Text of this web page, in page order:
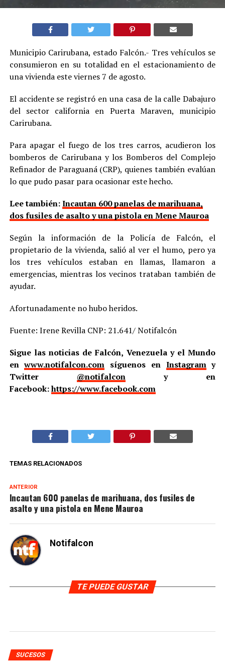
Municipio Carirubana, estado Falcón.- Tres vehículos se
consumieron en su totalidad en el estacionamiento de
una vivienda este viernes 7 de agosto.
El accidente se registró en una casa de la calle Dabajuro
del sector california en Puerta Maraven, municipio
Carirubana.
Para apagar el fuego de los tres carros, acudieron los
bomberos de Carirubana y los Bomberos del Complejo
Refinador de Paraguaná (CRP), quienes también evalúan
lo que pudo pasar para ocasionar este hecho.
Lee también:Incautan 600 panelas de marihuana,
dos fusiles de asalto y una pistola en Mene Mauroa
Según la información de la Policía de Falcón, el
propietario de la vivienda, salió al ver el humo, pero ya
los tres vehículos estaban en llamas, llamaron a
emergencias, mientras los vecinos trataban también de
ayudar.
Afortunadamente no hubo heridos.
Fuente: Irene Revilla CNP: 21.641/ Notifalcón
Sigue las noticias de Falcón, Venezuela y el Mundo
enwww.notifalcon.com síguenos en Instagramy
Twitter @notifalcony en
Facebook:https://www.facebook.com
TEMAS RELACIONADOS
ANTERIOR
Incautan 600 panelas de marihuana, dos fusiles de
asalto y una pistola en Mene Mauroa
Notifalcon
TE PUEDE GUSTAR
SUCESOS